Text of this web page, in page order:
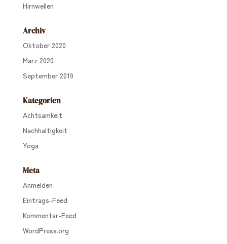
Hirnwellen
Archiv
Oktober 2020
März 2020
September 2019
Kategorien
Achtsamkeit
Nachhaltigkeit
Yoga
Meta
Anmelden
Eintrags-Feed
Kommentar-Feed
WordPress.org